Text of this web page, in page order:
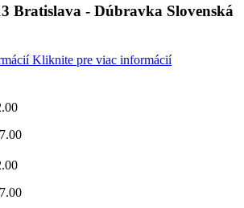
Bratislava - Dúbravka Slovenská
Kliknite pre viac informácií